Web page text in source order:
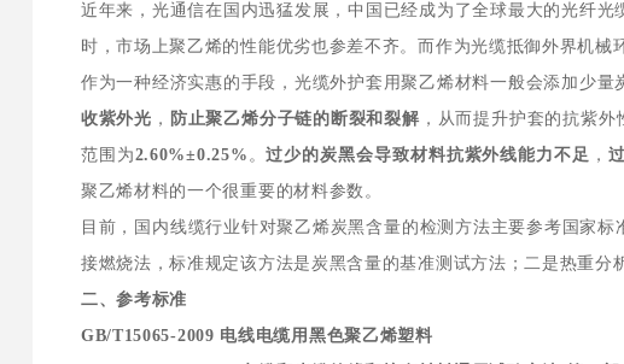
近年来，光通信在国内迅猛发展，中国已经成为了全球最大的光纤
时，市场上聚乙烯的性能优劣也参差不齐。而作为光缆抵御外界机
作为一种经济实惠的手段，光缆外护套用聚乙烯材料一般会添加少
收紫外光 ， 防止聚乙烯分子链的断裂和裂解 ，从而提升护套的抗紫外
范围为2.60%±0.25% 。过少的炭黑会导致材料抗紫外线能力不足 ，
聚乙烯材料的一个很重要的材料参数。
目前，国内线缆行业针对聚乙烯炭黑含量的检测方法主要参考国家
接燃烧法，标准规定该方法是炭黑含量的基准测试方法；二是热重分
二、参考标准
GB/T15065-2009 电线电缆用黑色聚乙烯塑料